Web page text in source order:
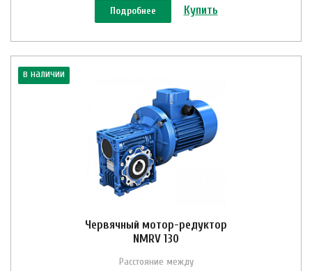
Подробнее Купить
в наличии
Червячный мотор-редуктор
NMRV 130
Расстояние между